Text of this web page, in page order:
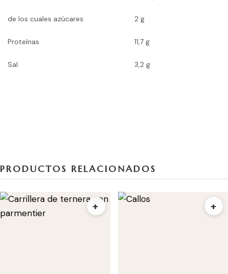
de los cuales azúcares 2 g
Proteínas 11,7 g
Sal 3,2 g
PRODUCTOS RELACIONADOS
+ +